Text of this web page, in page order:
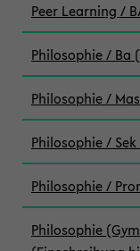
Peer Learning /
Philosophie / Ba
Philosophie /
Philosophie / Sek
Philosophie /
Philosophie